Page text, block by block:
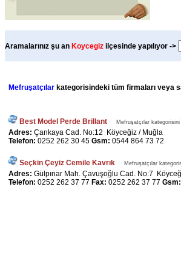
Aramalarınız şu an Koycegiz ilçesinde yapılıyor ->
Mefruşatçılar kategorisindeki tüm firmaları veya
Best Model Perde Brillant Mefruşatçılar
Adres: Çankaya Cad. No:12 Köyceğiz / Muğla
Telefon: 0252 262 30 45 Gsm: 0544 864 73 72
Seçkin Çeyiz Cemile Kavrık Mefruşatçılar
Adres: Gülpınar Mah. Çavuşoğlu Cad. No:7
Telefon: 0252 262 37 77 Fax: 0252 262 37 77 Gsm: